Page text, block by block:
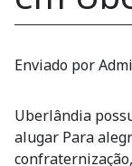
Enviado por
Uberlândia
alugar Para